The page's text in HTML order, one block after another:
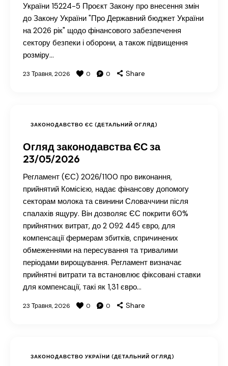
України 15224-5 Проєкт Закону про внесення змін
до Закону України "Про Державний бюджет України
на 2026 рік" щодо фінансового забезпечення
сектору безпеки і оборони, а також підвищення
розміру…
23 Травня, 2026 0 0 Share
ЗАКОНОДАВСТВО ЄС (ДЕТАЛЬНИЙ ОГЛЯД)
Огляд законодавства ЄС за
23/05/2026
Регламент (ЄС) 2026/1100 про виконання,
прийнятий Комісією, надає фінансову допомогу
секторам молока та свинини Словаччини після
спалахів ящуру. Він дозволяє ЄС покрити 60%
прийнятних витрат, до 2 092 445 євро, для
компенсації фермерам збитків, спричинених
обмеженнями на пересування та тривалими
періодами вирощування. Регламент визначає
прийнятні витрати та встановлює фіксовані ставки
для компенсації, такі як 1,31 євро…
23 Травня, 2026 0 0 Share
ЗАКОНОДАВСТВО УКРАЇНИ (ДЕТАЛЬНИЙ ОГЛЯД)